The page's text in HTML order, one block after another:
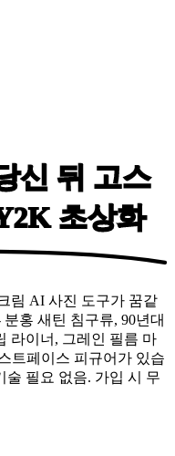
신 뒤 고스
초상화
림 AI 사진 도구가 꿈같
홍 새틴 침구류, 90년대
라이너, 그레인 필름 마
트페이스 피규어가 있습
술 필요 없음. 가입 시 무